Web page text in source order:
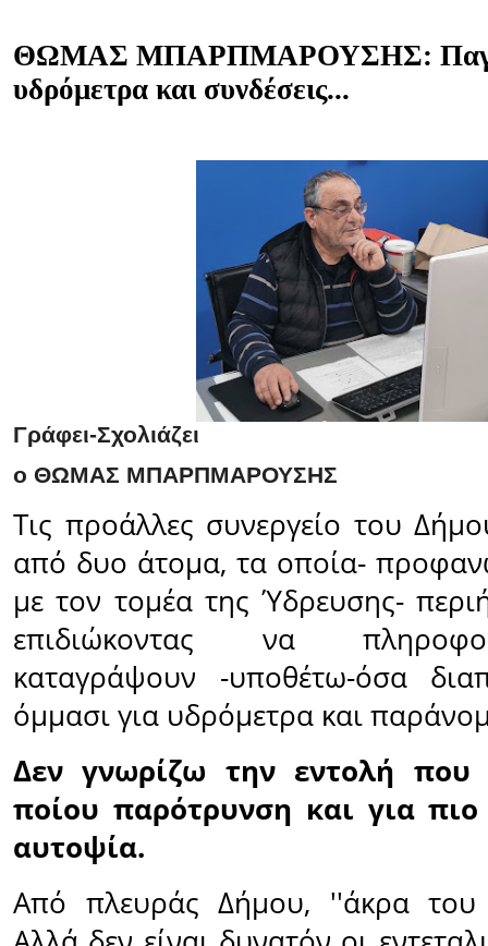
ΘΩΜΑΣ ΜΠΑΡΠΜΑΡΟΥΣΗΣ:
υδρόμετρα και συνδέσεις...
Γράφει-Σχολιάζει
ο ΘΩΜΑΣ ΜΠΑΡΠΜΑΡΟΥΣΗΣ
Τις προάλλες συνεργείο του
από δυο άτομα, τα οποία-
με τον τομέα της Ύδρευσης-
επιδιώκοντας να
καταγράψουν -υποθέτω-όσα
όμμασι για υδρόμετρα και
Δεν γνωρίζω την εντολή που
ποίου παρότρυνση και για
αυτοψία.
Από πλευράς Δήμου, ''άκρα